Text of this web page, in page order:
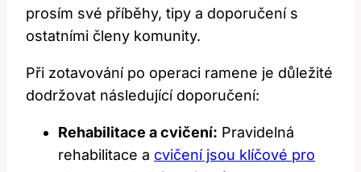
prosím své příběhy, tipy a doporučení s
ostatními členy komunity.
Při zotavování po operaci ramene je důležité
dodržovat následující doporučení:
Rehabilitace a cvičení: Pravidelná
rehabilitace a cvičení jsou klíčové pro